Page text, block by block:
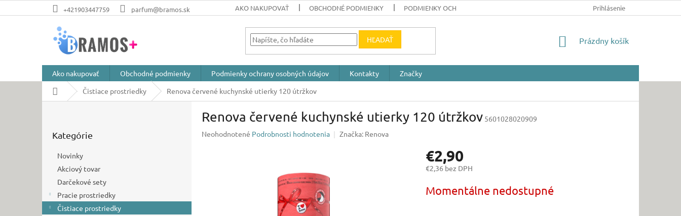
na
+421903447759 parfum@bramos.sk AKO NAKUPOVAŤ OBCHODNÉ PODMIENKY PODMIENKY OCHRANY OSOBNÝCH ÚDAJOV Prihlásenie
HĽADAŤ
NÁKUPNÝ
Prázdny košík
Ako nakupovať Obchodné podmienky Podmienky ochrany osobných údajov Kontakty
Značky
DomovČistiace prostriedky Renova červené kuchynské utierky 120 útržkov
kategórie
Kategórie
Novinky
Akciový tovar
Darčekové sety
Pracie prostriedky
Čistiace prostriedky
Renova červené kuchynské utierky 120 útržkov 5601028020909
Priemerné
Neohodnotené Podrobnosti hodnotenia Značka: Renova
€2,90
€2,36 bez DPH
cena:
Momentálne nedostupné